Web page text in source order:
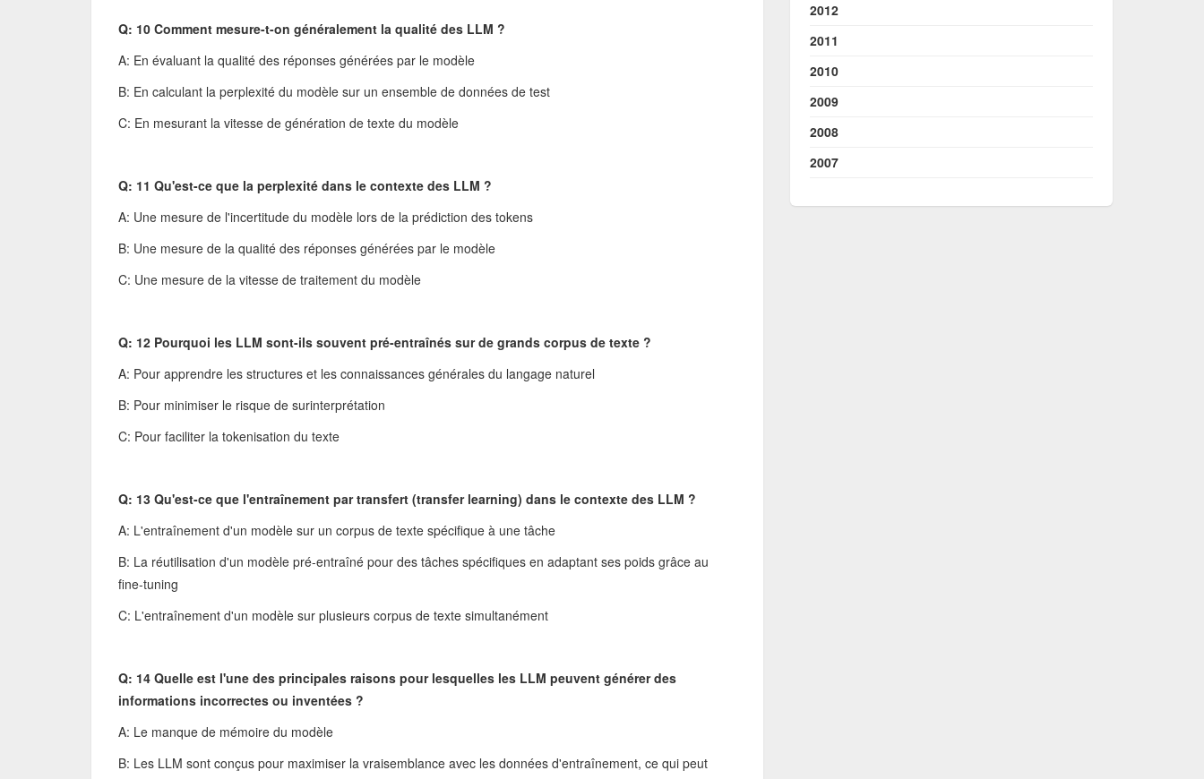
Q: 10 Comment mesure-t-on généralement la qualité des LLM ?
A: En évaluant la qualité des réponses générées par le modèle
B: En calculant la perplexité du modèle sur un ensemble de données de test
C: En mesurant la vitesse de génération de texte du modèle
Q: 11 Qu'est-ce que la perplexité dans le contexte des LLM ?
A: Une mesure de l'incertitude du modèle lors de la prédiction des tokens
B: Une mesure de la qualité des réponses générées par le modèle
C: Une mesure de la vitesse de traitement du modèle
Q: 12 Pourquoi les LLM sont-ils souvent pré-entraînés sur de grands corpus de texte ?
A: Pour apprendre les structures et les connaissances générales du langage naturel
B: Pour minimiser le risque de surinterprétation
C: Pour faciliter la tokenisation du texte
Q: 13 Qu'est-ce que l'entraînement par transfert (transfer learning) dans le contexte des LLM ?
A: L'entraînement d'un modèle sur un corpus de texte spécifique à une tâche
B: La réutilisation d'un modèle pré-entraîné pour des tâches spécifiques en adaptant ses poids grâce au
fine-tuning
C: L'entraînement d'un modèle sur plusieurs corpus de texte simultanément
Q: 14 Quelle est l'une des principales raisons pour lesquelles les LLM peuvent générer des
informations incorrectes ou inventées ?
A: Le manque de mémoire du modèle
B: Les LLM sont conçus pour maximiser la vraisemblance avec les données d'entraînement, ce qui peut
2012
2011
2010
2009
2008
2007